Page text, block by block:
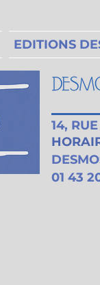
EDITIONS
14,
01 43